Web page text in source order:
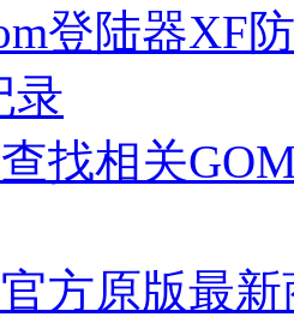
登陆器XF
录
找相关
方原版最